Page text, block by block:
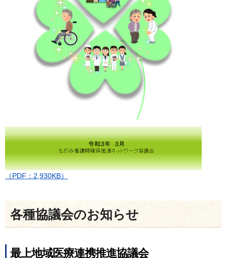
（PDF：2,930KB）
各種協議会のお知らせ
最上地域医療連携推進協議会